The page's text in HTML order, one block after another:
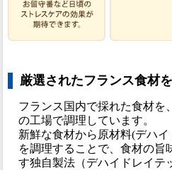
厳選されたフランス食材
フランス国内で採れた食材を
の工場で調理しています。
新鮮な食材から原材料(デハ
を調理することで、食材の旨
す独自製法（デハイドレイテ